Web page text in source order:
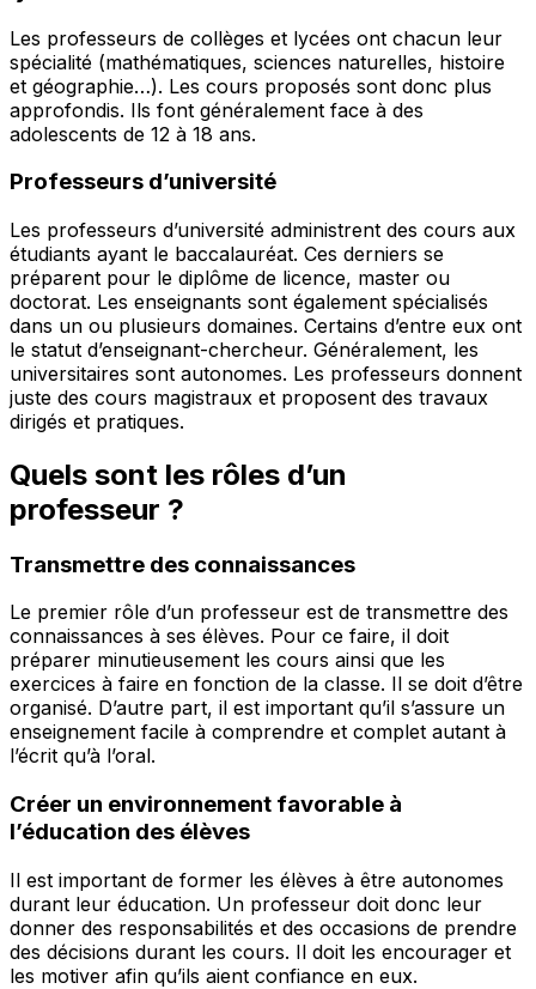
Les professeurs de collèges et lycées ont chacun leur
spécialité (mathématiques, sciences naturelles, histoire
et géographie…). Les cours proposés sont donc plus
approfondis. Ils font généralement face à des
adolescents de 12 à 18 ans.
Professeurs d’université
Les professeurs d’université administrent des cours aux
étudiants ayant le baccalauréat. Ces derniers se
préparent pour le diplôme de licence, master ou
doctorat. Les enseignants sont également spécialisés
dans un ou plusieurs domaines. Certains d’entre eux ont
le statut d’enseignant-chercheur. Généralement, les
universitaires sont autonomes. Les professeurs donnent
juste des cours magistraux et proposent des travaux
dirigés et pratiques.
Quels sont les rôles d’un
professeur ?
Transmettre des connaissances
Le premier rôle d’un professeur est de transmettre des
connaissances à ses élèves. Pour ce faire, il doit
préparer minutieusement les cours ainsi que les
exercices à faire en fonction de la classe. Il se doit d’être
organisé. D’autre part, il est important qu’il s’assure un
enseignement facile à comprendre et complet autant à
l’écrit qu’à l’oral.
Créer un environnement favorable à
l’éducation des élèves
Il est important de former les élèves à être autonomes
durant leur éducation. Un professeur doit donc leur
donner des responsabilités et des occasions de prendre
des décisions durant les cours. Il doit les encourager et
les motiver afin qu’ils aient confiance en eux.